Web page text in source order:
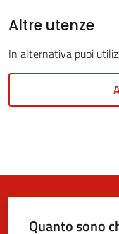
Servizi
line
Tutti
Altre utenze
In alternativa puoi
Quanto sono